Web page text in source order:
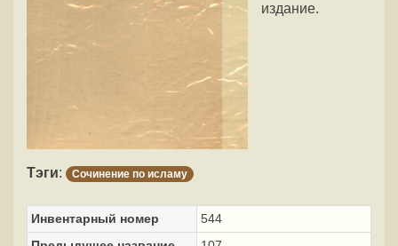
издание.
Тэги: Сочинение по исламу
Инвентарный номер
544